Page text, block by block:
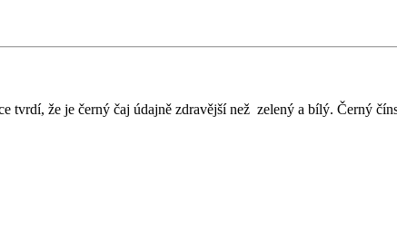
tvrdí, že je černý čaj údajně zdravější než zelený a bílý. Černý